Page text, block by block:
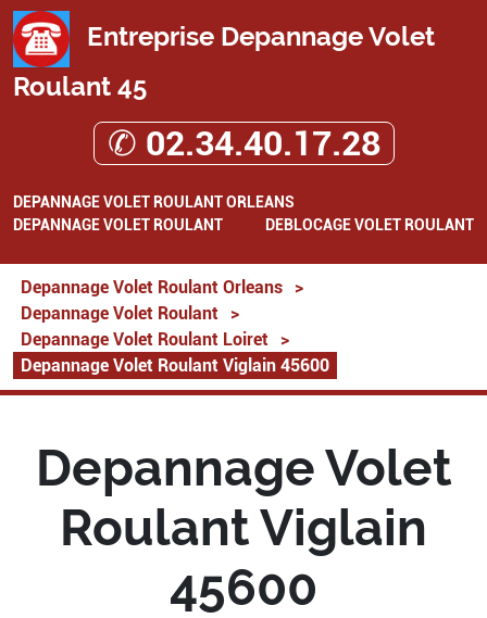
Entreprise Depannage Volet
Roulant 45
✆ 02.34.40.17.28
DEPANNAGE VOLET ROULANT ORLEANS
DEPANNAGE VOLET ROULANT
DEBLOCAGE VOLET ROULANT
Depannage Volet Roulant Orleans
>
Depannage Volet Roulant
>
Depannage Volet Roulant Loiret
>
Depannage Volet Roulant Viglain 45600
Depannage Volet
Roulant Viglain
45600